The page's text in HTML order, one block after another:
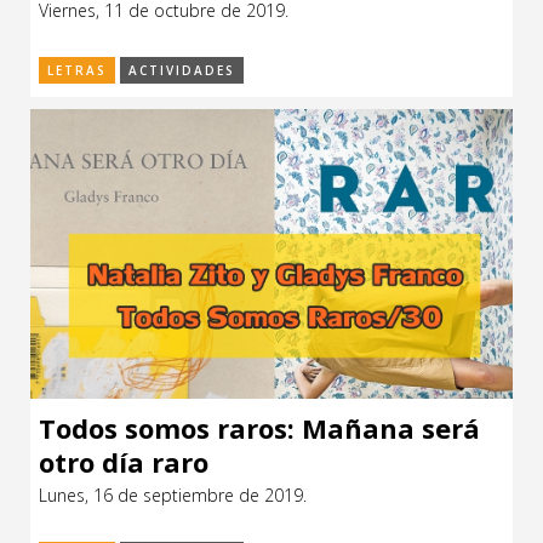
Espacio itinerante de lectura infantil
Formación
Género y Diversidad
Infantil y Juvenil
Medio Ambiente
Música
Sin categoría
Viernes, 11 de octubre de 2019.
LETRAS ACTIVIDADES
Todos somos raros: Mañana será
otro día raro
Lunes, 16 de septiembre de 2019.